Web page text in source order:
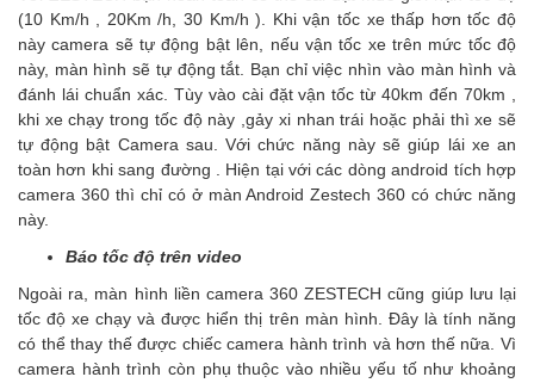
(10 Km/h , 20Km /h, 30 Km/h ). Khi vận tốc xe thấp hơn tốc độ
này camera sẽ tự động bật lên, nếu vận tốc xe trên mức tốc độ
này, màn hình sẽ tự động tắt. Bạn chỉ việc nhìn vào màn hình và
đánh lái chuẩn xác. Tùy vào cài đặt vận tốc từ 40km đến 70km ,
khi xe chạy trong tốc độ này ,gảy xi nhan trái hoặc phải thì xe sẽ
tự động bật Camera sau. Với chức năng này sẽ giúp lái xe an
toàn hơn khi sang đường . Hiện tại với các dòng android tích hợp
camera 360 thì chỉ có ở màn Android Zestech 360 có chức năng
này.
Báo tốc độ trên video
Ngoài ra, màn hình liền camera 360 ZESTECH cũng giúp lưu lại
tốc độ xe chạy và được hiển thị trên màn hình. Đây là tính năng
có thể thay thế được chiếc camera hành trình và hơn thế nữa. Vì
camera hành trình còn phụ thuộc vào nhiều yếu tố như khoảng